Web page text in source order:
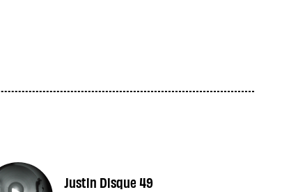
Justin Disque 49